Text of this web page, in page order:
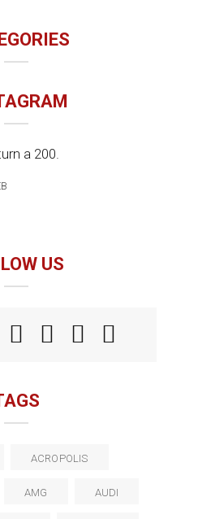
a 200.
US
ACROPOLIS
AMG AUDI